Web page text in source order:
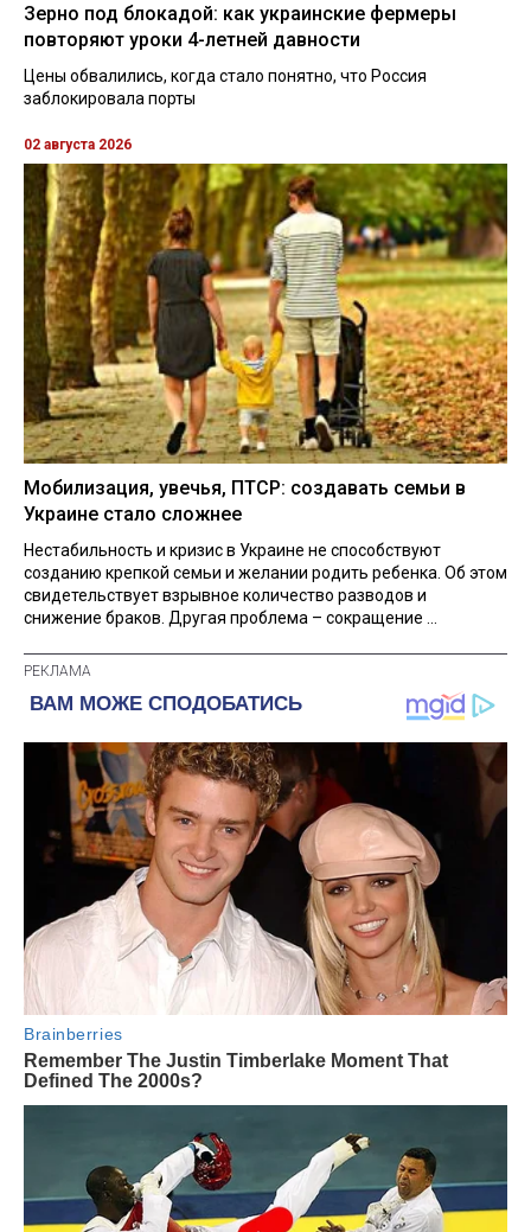
Зерно под блокадой: как украинские фермеры
повторяют уроки 4-летней давности
Цены обвалились, когда стало понятно, что Россия
заблокировала порты
02 августа 2026
Мобилизация, увечья, ПТСР: создавать семьи в
Украине стало сложнее
Нестабильность и кризис в Украине не способствуют
созданию крепкой семьи и желании родить ребенка. Об этом
свидетельствует взрывное количество разводов и
снижение браков. Другая проблема – сокращение ...